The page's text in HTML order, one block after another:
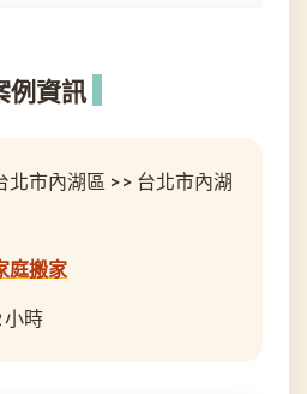
例資訊
北市內湖區 >> 台北市內湖
庭搬家
小時